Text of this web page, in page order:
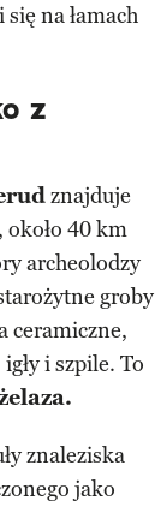
na łamach
z
znajduje
40 km
archeolodzy
groby
ceramiczne,
i szpile. To
znaleziska
jako